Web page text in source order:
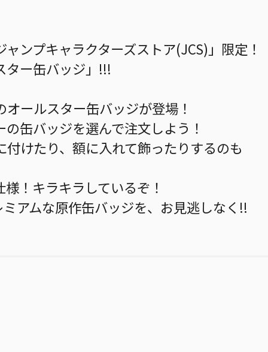
ンプキャラクターズストア(JCS)」限定！
ター缶バッジ」!!!
ールスター缶バッジが登場！
缶バッジを選んで注文しよう！
けたり、額に入れて飾ったりするのも
！キラキラしているぞ！
アムな原作缶バッジを、お見逃しなく!!